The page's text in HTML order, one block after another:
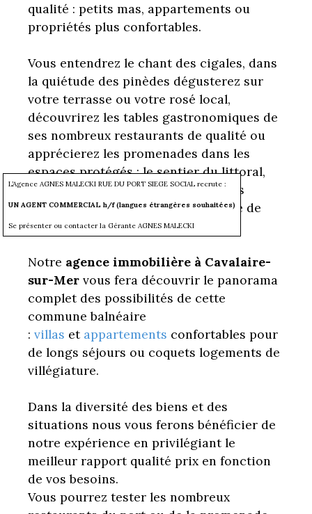
L’Agence AGNES MALECKI RUE DU PORT SIEGE SOCIAL recrute :
UN AGENT COMMERCIAL h/f (langues étrangères souhaitées)
Se présenter ou contacter la Gérante AGNES MALECKI
qualité : petits mas, appartements ou
propriétés plus confortables.
Vous entendrez le chant des cigales, dans
la quiétude des pinèdes dégusterez sur
votre terrasse ou votre rosé local,
découvrirez les tables gastronomiques de
ses nombreux restaurants de qualité ou
apprécierez les promenades dans les
espaces protégés : le sentier du littoral,
les petites criques de Jovah, le Bruis
jusqu'aux plages aux eaux turquoise de
l’Escalet.
Notre agence immobilière à Cavalaire-
sur-Mer vous fera découvrir le panorama
complet des possibilités de cette
commune balnéaire
: villas et appartements confortables pour
de longs séjours ou coquets logements de
villégiature.
Dans la diversité des biens et des
situations nous vous ferons bénéficier de
notre expérience en privilégiant le
meilleur rapport qualité prix en fonction
de vos besoins.
Vous pourrez tester les nombreux